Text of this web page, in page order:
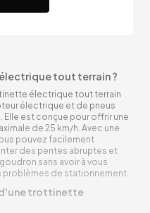
tout terrain ?
électrique tout terrain
électrique et de pneus
est conçue pour offrir une
de 25 km/h. Avec une
pouvez facilement
des pentes abruptes et
sans avoir à vous
de stationnement.
d'une trottinette